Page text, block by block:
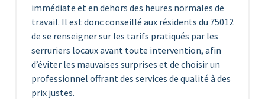
immédiate et en dehors des heures normales de
travail. Il est donc conseillé aux résidents du 75012
de se renseigner sur les tarifs pratiqués par les
serruriers locaux avant toute intervention, afin
d’éviter les mauvaises surprises et de choisir un
professionnel offrant des services de qualité à des
prix justes.